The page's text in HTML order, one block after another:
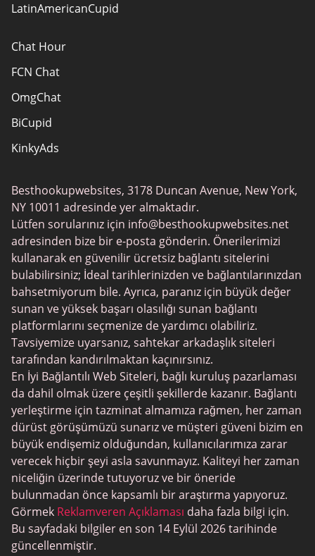
LatinAmericanCupid
Chat Hour
FCN Chat
OmgChat
BiCupid
KinkyAds
Together2Night
MyLOL
Swingtowns
Instabang
Besthookupwebsites, 3178 Duncan Avenue, New York,
NY 10011 adresinde yer almaktadır.
Lütfen sorularınız için info@besthookupwebsites.net
adresinden bize bir e-posta gönderin. Önerilerimizi
kullanarak en güvenilir ücretsiz bağlantı sitelerini
bulabilirsiniz; İdeal tarihlerinizden ve bağlantılarınızdan
bahsetmiyorum bile. Ayrıca, paranız için büyük değer
sunan ve yüksek başarı olasılığı sunan bağlantı
platformlarını seçmenize de yardımcı olabiliriz.
Tavsiyemize uyarsanız, sahtekar arkadaşlık siteleri
tarafından kandırılmaktan kaçınırsınız.
En İyi Bağlantılı Web Siteleri, bağlı kuruluş pazarlaması
da dahil olmak üzere çeşitli şekillerde kazanır. Bağlantı
yerleştirme için tazminat almamıza rağmen, her zaman
dürüst görüşümüzü sunarız ve müşteri güveni bizim en
büyük endişemiz olduğundan, kullanıcılarımıza zarar
verecek hiçbir şeyi asla savunmayız. Kaliteyi her zaman
niceliğin üzerinde tutuyoruz ve bir öneride
bulunmadan önce kapsamlı bir araştırma yapıyoruz.
Görmek Reklamveren Açıklaması daha fazla bilgi için.
Bu sayfadaki bilgiler en son 14 Eylül 2026 tarihinde
güncellenmiştir.